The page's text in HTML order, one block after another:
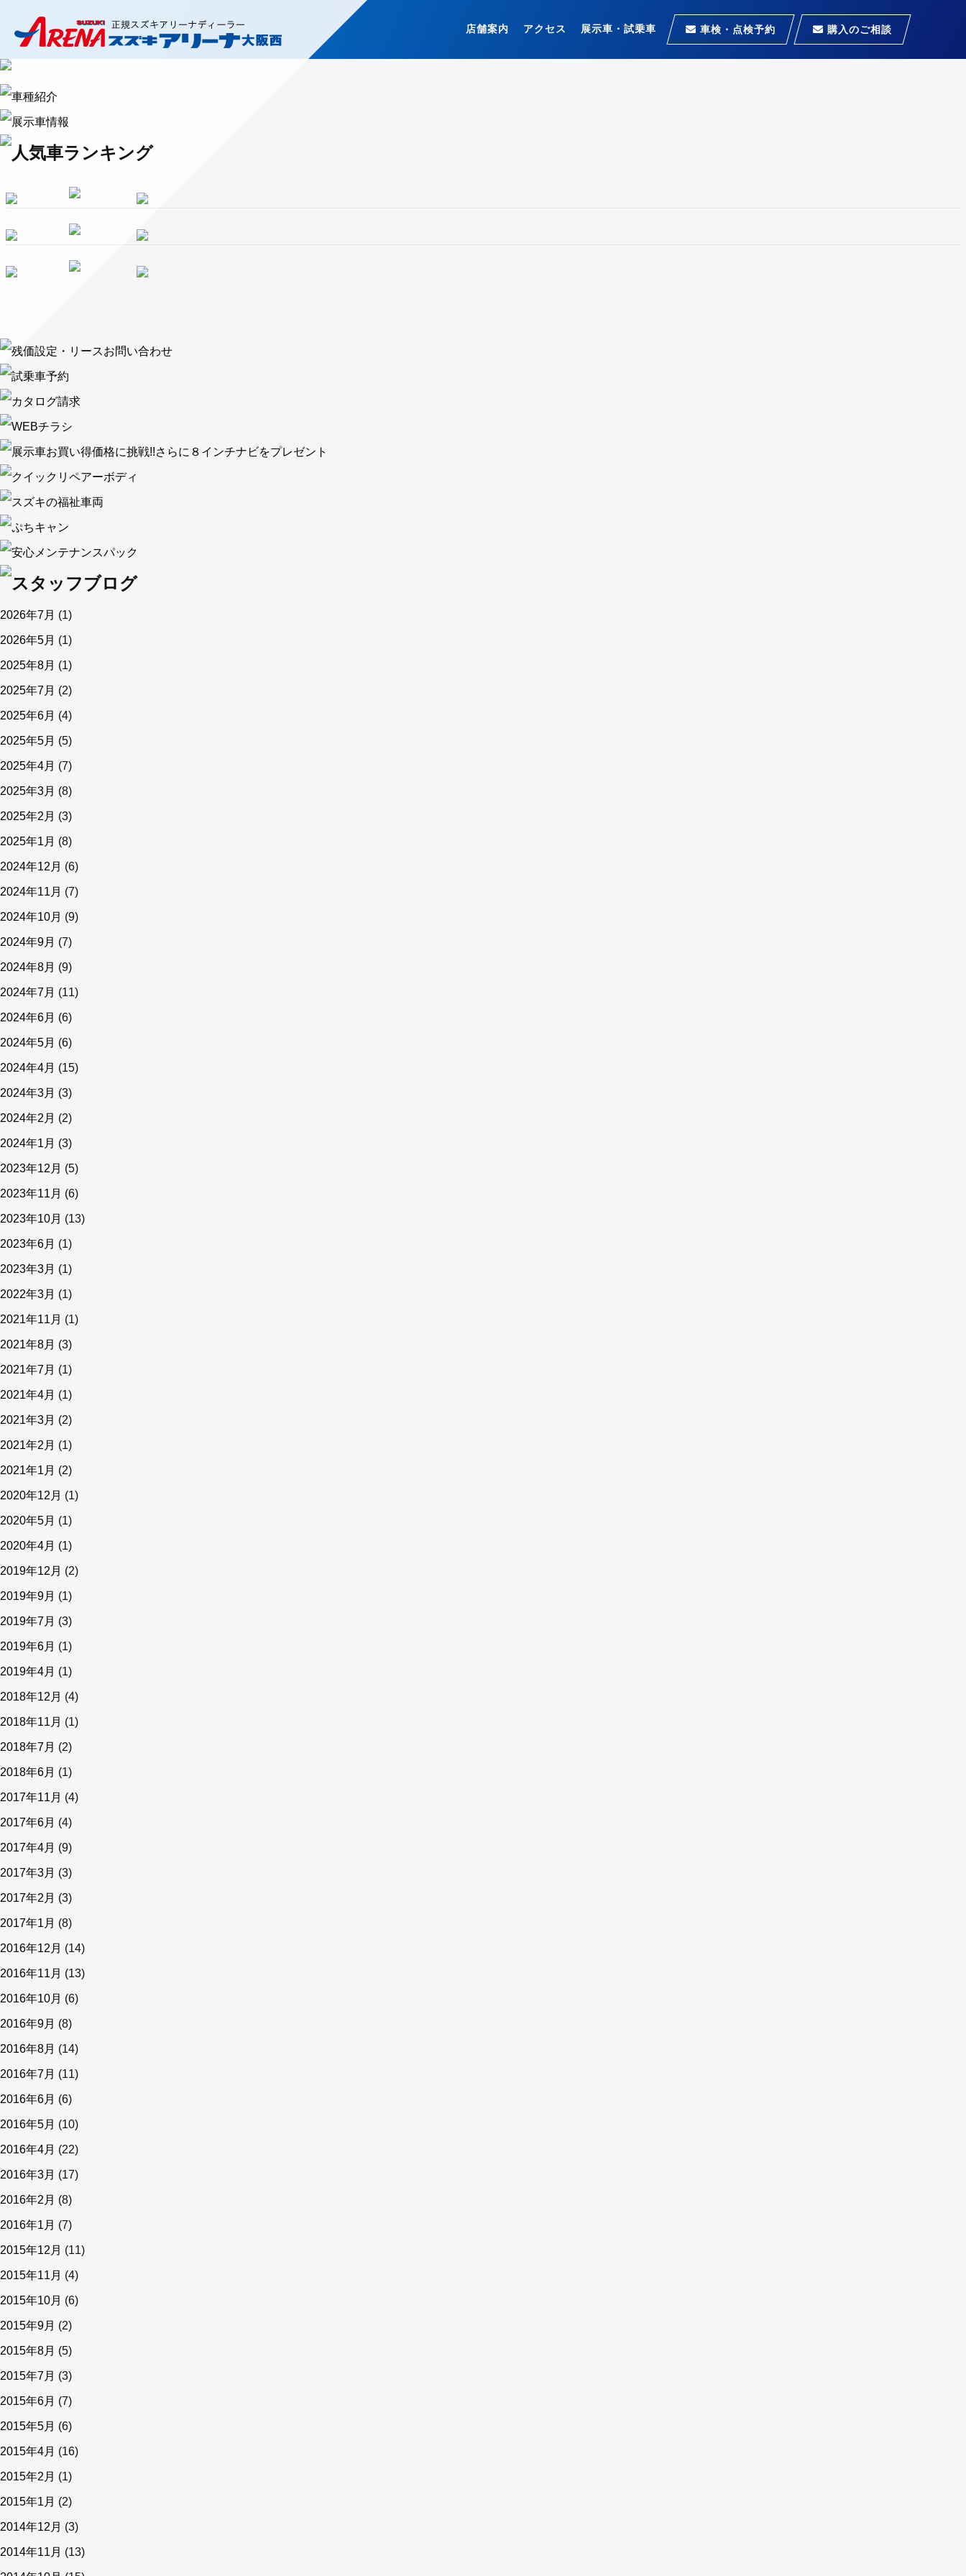
店舗案内 アクセス 展示車・試乗車 車検・点検予約 購入のご相談
2026年7月 (1)
2026年5月 (1)
2025年8月 (1)
2025年7月 (2)
2025年6月 (4)
2025年5月 (5)
2025年4月 (7)
2025年3月 (8)
2025年2月 (3)
2025年1月 (8)
2024年12月 (6)
2024年11月 (7)
2024年10月 (9)
2024年9月 (7)
2024年8月 (9)
2024年7月 (11)
2024年6月 (6)
2024年5月 (6)
2024年4月 (15)
2024年3月 (3)
2024年2月 (2)
2024年1月 (3)
2023年12月 (5)
2023年11月 (6)
2023年10月 (13)
2023年6月 (1)
2023年3月 (1)
2022年3月 (1)
2021年11月 (1)
2021年8月 (3)
2021年7月 (1)
2021年4月 (1)
2021年3月 (2)
2021年2月 (1)
2021年1月 (2)
2020年12月 (1)
2020年5月 (1)
2020年4月 (1)
2019年12月 (2)
2019年9月 (1)
2019年7月 (3)
2019年6月 (1)
2019年4月 (1)
2018年12月 (4)
2018年11月 (1)
2018年7月 (2)
2018年6月 (1)
2017年11月 (4)
2017年6月 (4)
2017年4月 (9)
2017年3月 (3)
2017年2月 (3)
2017年1月 (8)
2016年12月 (14)
2016年11月 (13)
2016年10月 (6)
2016年9月 (8)
2016年8月 (14)
2016年7月 (11)
2016年6月 (6)
2016年5月 (10)
2016年4月 (22)
2016年3月 (17)
2016年2月 (8)
2016年1月 (7)
2015年12月 (11)
2015年11月 (4)
2015年10月 (6)
2015年9月 (2)
2015年8月 (5)
2015年7月 (3)
2015年6月 (7)
2015年5月 (6)
2015年4月 (16)
2015年2月 (1)
2015年1月 (2)
2014年12月 (3)
2014年11月 (13)